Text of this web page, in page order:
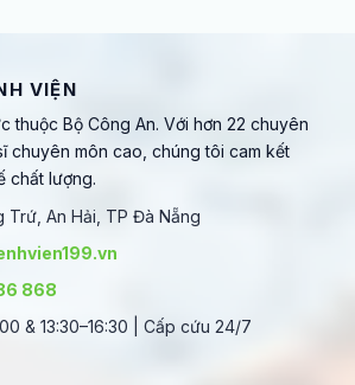
VIỆN
thuộc Bộ Công An. Với hơn 22 chuyên
chuyên môn cao, chúng tôi cam kết
chất lượng.
Trứ, An Hải, TP Đà Nẵng
868
& 13:30–16:30 | Cấp cứu 24/7